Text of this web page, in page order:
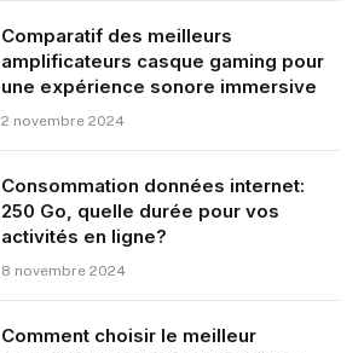
Comparatif des meilleurs
amplificateurs casque gaming pour
une expérience sonore immersive
2 novembre 2024
Consommation données internet:
250 Go, quelle durée pour vos
activités en ligne?
8 novembre 2024
Comment choisir le meilleur